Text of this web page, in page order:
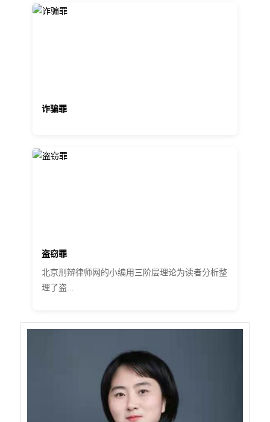
诈骗罪
盗窃罪
北京刑辩律师网的小编用三阶层理论为读者分析整
理了盗...